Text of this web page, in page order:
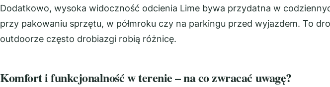
Dodatkowo, wysoka widoczność odcienia Lime bywa przydatna w
przy pakowaniu sprzętu, w półmroku czy na parkingu przed wyjazdem. To
outdoorze często drobiazgi robią różnicę.
Komfort i funkcjonalność w terenie – na co zwracać uwagę?